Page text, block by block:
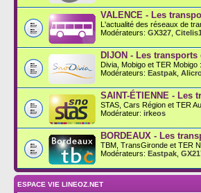
VALENCE - Les
L'actualité des réseaux de
Modérateurs: GX327
DIJON - Les
Divia, Mobigo et TER Mobigo
Modérateurs: Eastpak
SAINT-ÉTIENNE - Les
STAS, Cars Région et TER
Modérateur: irkeos
BORDEAUX - Les
TBM, TransGironde et TER
Modérateurs: Eastpak
ESPACE VIE LINEOZ.NET